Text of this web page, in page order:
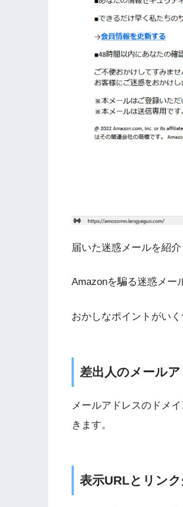
届いた迷惑メールを紹介
Amazonを騙る迷惑メー
おかしなポイントがい
差出人のメールア
メールアドレスのドメ
きます。
表示URLとリンク